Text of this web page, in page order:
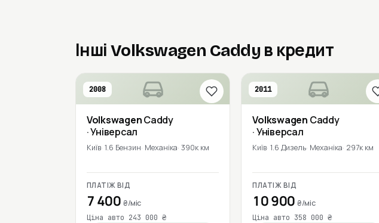
Інші Volkswagen Caddy в кредит
2008
VolkswagenCaddy
· Універсал
Київ 1.6 Бензин Механіка 390к км
ПЛАТІЖ ВІД
7 400₴/міс
Ціна авто 243 000 ₴
2011
Volkswagen Caddy
· Універсал
Київ 1.6 Дизель Механіка 297к км
ПЛАТІЖ ВІД
10 900₴/міс
Ціна авто 358 000 ₴